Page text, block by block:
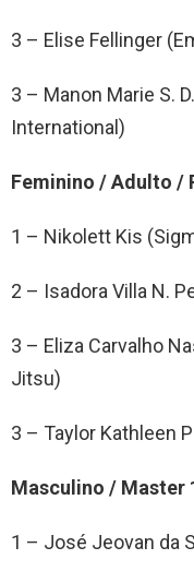
3 – Elise Fellinger
3 – Manon Marie S.
International)
Feminino / Adulto /
1 – Nikolett Kis
2 – Isadora Villa N.
3 – Eliza Carvalho
Jitsu)
3 – Taylor Kathleen
Masculino / Master
1 – José Jeovan da